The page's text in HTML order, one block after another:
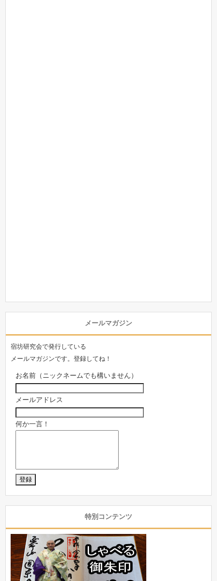
メールマガジン
宿坊研究会で発行している
メールマガジンです。登録してね！
お名前（ニックネームでも構いません）
メールアドレス
何か一言！
特別コンテンツ